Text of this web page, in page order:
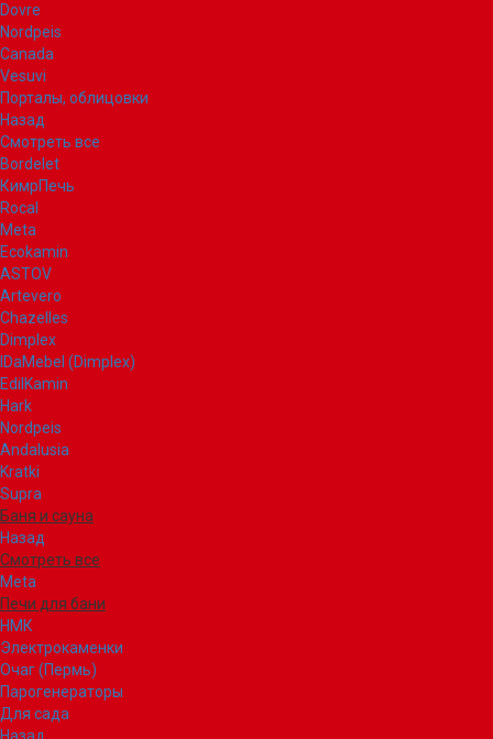
Dovre
Nordpeis
Canada
Vesuvi
Порталы, облицовки
Назад
Смотреть все
Bordelet
КимрПечь
Rocal
Meta
Ecokamin
ASTOV
Artevero
Chazelles
Dimplex
IDaMebel (Dimplex)
EdilKamin
Hark
Nordpeis
Andalusia
Kratki
Supra
Баня и сауна
Назад
Смотреть все
Meta
Печи для бани
НМК
Электрокаменки
Очаг (Пермь)
Парогенераторы
Для сада